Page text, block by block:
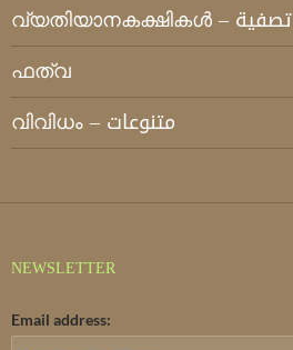
വ്യതിയാനകക്ഷികള്‍ – تصفية
ഫത്‌വ
വിവിധം – متنوعات
NEWSLETTER
Email address: